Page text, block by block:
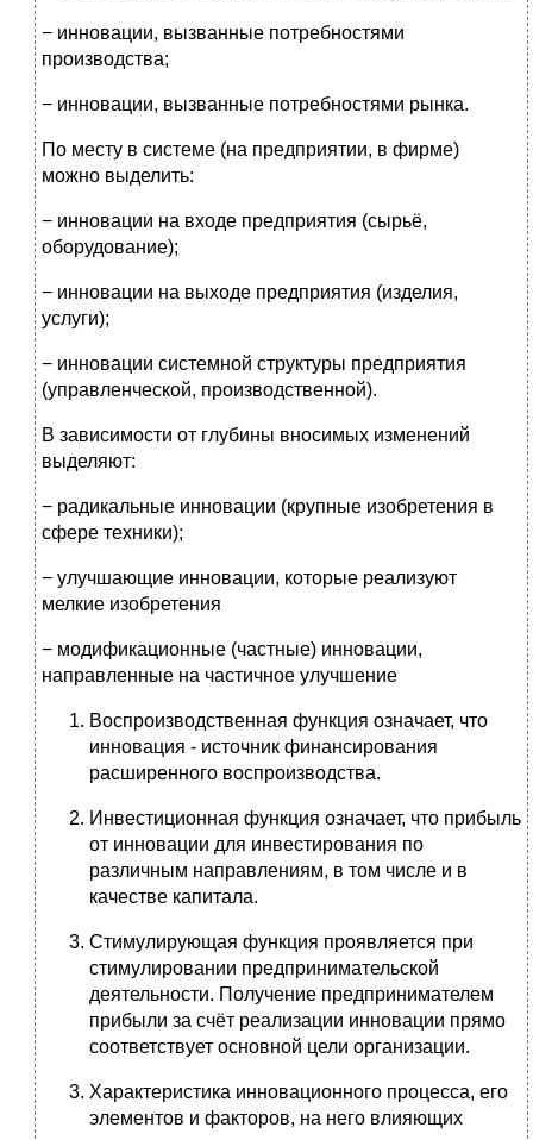
− инновации, вызванные потребностями
производства;
− инновации, вызванные потребностями рынка.
По месту в системе (на предприятии, в фирме)
можно выделить:
− инновации на входе предприятия (сырьё,
оборудование);
− инновации на выходе предприятия (изделия,
услуги);
− инновации системной структуры предприятия
(управленческой, производственной).
В зависимости от глубины вносимых изменений
выделяют:
− радикальные инновации (крупные изобретения в
сфере техники);
− улучшающие инновации, которые реализуют
мелкие изобретения
− модификационные (частные) инновации,
направленные на частичное улучшение
Воспроизводственная функция означает, что
инновация - источник финансирования
расширенного воспроизводства.
Инвестиционная функция означает, что прибыль
от инновации для инвестирования по
различным направлениям, в том числе и в
качестве капитала.
Стимулирующая функция проявляется при
стимулировании предпринимательской
деятельности. Получение предпринимателем
прибыли за счёт реализации инновации прямо
соответствует основной цели организации.
Характеристика инновационного процесса, его
элементов и факторов, на него влияющих